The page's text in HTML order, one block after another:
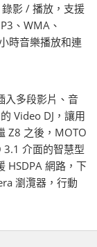
影 / 播放，支援
、WMA、
時音樂播放和連
入多段影片、音
Video DJ，讓用
Z8 之後，MOTO
介面的智慧型
HSDPA 網路，下
瀏灠器，行動